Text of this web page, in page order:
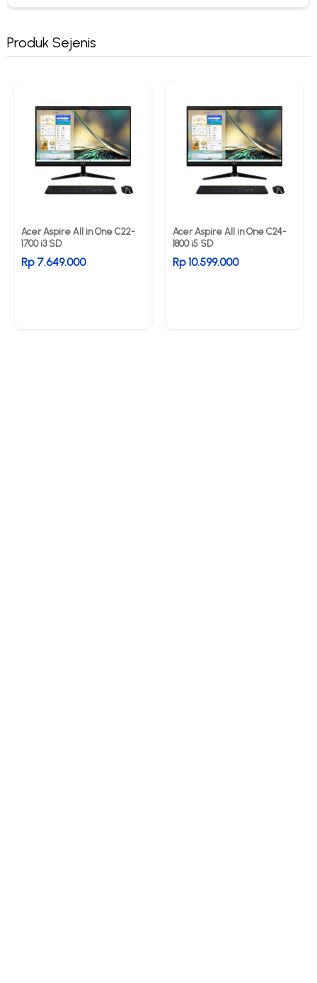
Produk Sejenis
Acer Aspire All in One C22-
1700 i3 SD
Rp 7.649.000
Acer Aspire All in One C24-
1800 i5 SD
Rp 10.599.000